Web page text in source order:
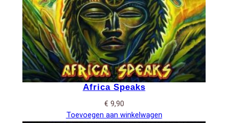
Africa Speaks
€ 9,90
Toevoegen aan winkelwagen